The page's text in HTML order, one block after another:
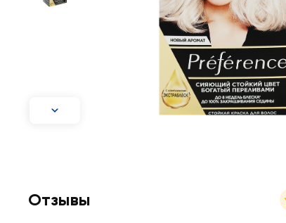
Отзывы